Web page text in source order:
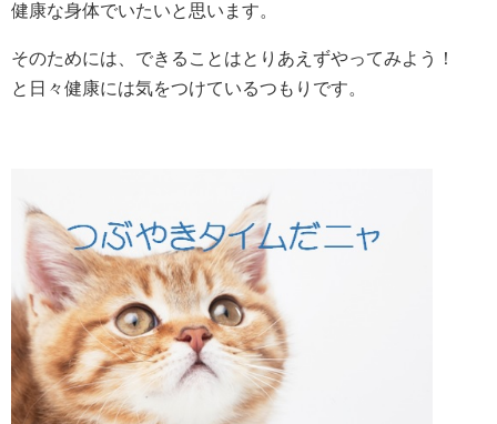
健康な身体でいたいと思います。
そのためには、できることはとりあえずやってみよう！
と日々健康には気をつけているつもりです。